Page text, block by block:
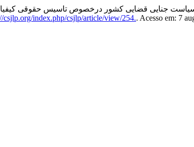
سیاست جنایی قضایی کشور درخصوص تاسیس حقوقی
csjlp.org/index.php/csjlp/article/view/254.. Acesso em: 7